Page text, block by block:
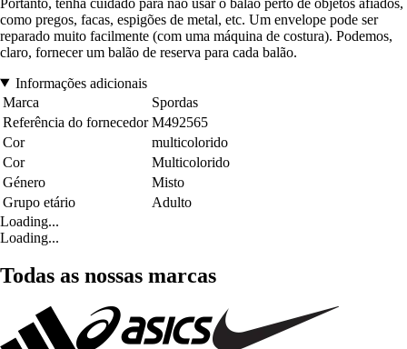
como pregos, facas, espigões de metal, etc. Um envelope pode ser
reparado muito facilmente (com uma máquina de costura). Podemos,
claro, fornecer um balão de reserva para cada balão.
Informações adicionais
Marca
Spordas
Referência do fornecedor M492565
Cor
multicolorido
Cor
Multicolorido
Género
Misto
Grupo etário
Adulto
Loading...
Loading...
Todas as nossas marcas